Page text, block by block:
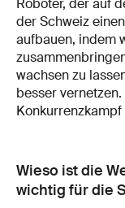
der Schweiz
aufbauen, indem
wachsen zu
besser
Wieso ist die
wichtig für die